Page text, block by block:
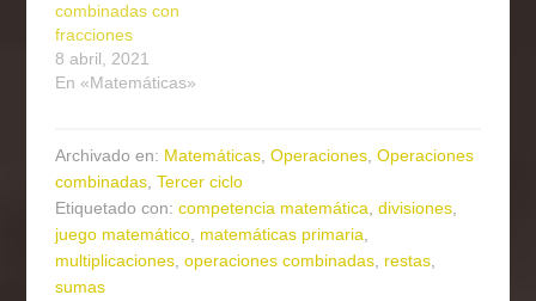
combinadas con
fracciones
8 abril, 2021
En «Matemáticas»
Archivado en: Matemáticas,Operaciones,Operaciones
combinadas,Tercer ciclo
Etiquetado con:competencia matemática,divisiones,
juego matemático, matemáticas primaria,
multiplicaciones,operaciones combinadas, restas,
sumas